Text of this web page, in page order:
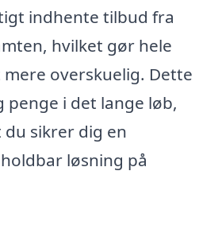
indhente tilbud fra
hvilket gør hele
overskuelig. Dette
penge i det lange løb,
sikrer dig en
løsning på